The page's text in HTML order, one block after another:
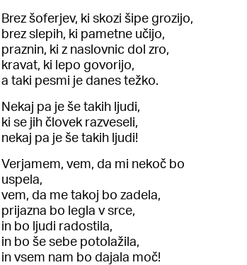
Brez šoferjev, ki skozi šipe grozijo,
brez slepih, ki pametne učijo,
praznin, ki z naslovnic dol zro,
kravat, ki lepo govorijo,
a taki pesmi je danes težko.
Nekaj pa je še takih ljudi,
ki se jih človek razveseli,
nekaj pa je še takih ljudi!
Verjamem, vem, da mi nekoč bo
uspela,
vem, da me takoj bo zadela,
prijazna bo legla v srce,
in bo ljudi radostila,
in bo še sebe potolažila,
in vsem nam bo dajala moč!